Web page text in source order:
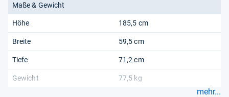
Maße & Gewicht
Höhe 185,5 cm
Breite 59,5 cm
Tiefe 71,2 cm
Gewicht 77,5 kg
mehr...